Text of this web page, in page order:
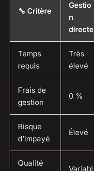
🔧 Critère
Gestio
n
directe
Temps
requis
Très
élevé
Frais de
gestion
0 %
Risque
d’impayé
Élevé
Qualité
Variabl